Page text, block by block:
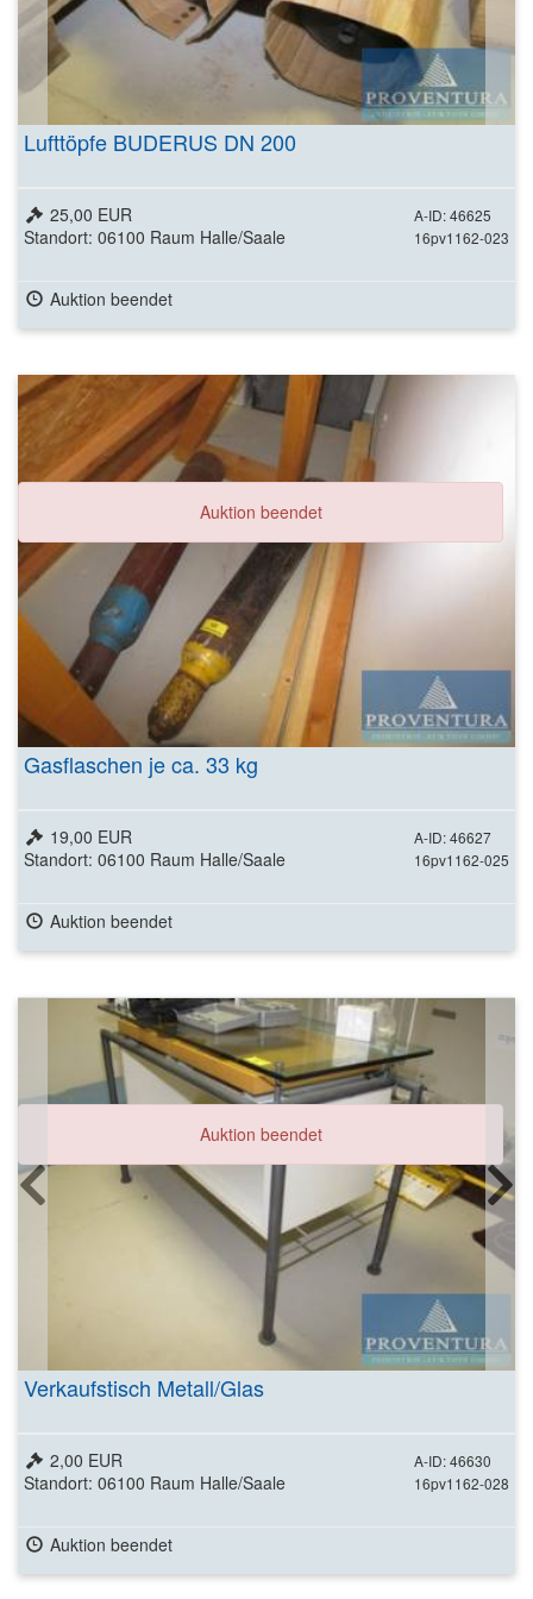
Lufttöpfe BUDERUS DN 200
A-ID: 46625
16pv1162-023
25,00 EUR
Standort: 06100 Raum Halle/Saale
Auktion beendet
Auktion beendet
Gasflaschen je ca. 33 kg
A-ID: 46627
16pv1162-025
19,00 EUR
Standort: 06100 Raum Halle/Saale
Auktion beendet
Auktion beendet
Verkaufstisch Metall/Glas
A-ID: 46630
16pv1162-028
2,00 EUR
Standort: 06100 Raum Halle/Saale
Auktion beendet